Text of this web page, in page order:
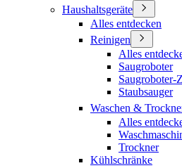
Haushaltsgeräte
Alles entdecken
Reinigen
Alles
Saugroboter
Saugroboter-
Staubsauger
Waschen &
Alles
Trockner
Kühlschränke